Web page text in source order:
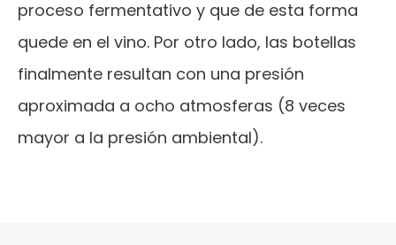
proceso fermentativo y que de esta forma
quede en el vino. Por otro lado, las botellas
finalmente resultan con una presión
aproximada a ocho atmosferas (8 veces
mayor a la presión ambiental).